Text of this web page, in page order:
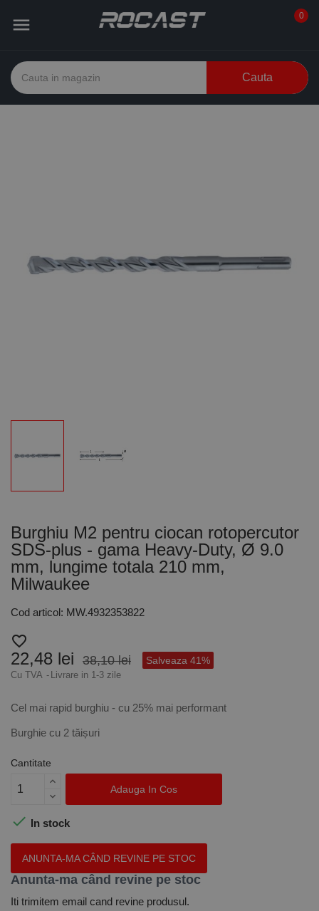
 0
Cauta
Burghiu M2 pentru ciocan rotopercutor
SDS-plus - gama Heavy-Duty, Ø 9.0
mm, lungime totala 210 mm,
Milwaukee
Cod articol: MW.4932353822
favorite_border
22,48 lei 38,10 lei Salveaza 41%
Cu TVA Livrare in 1-3 zile
Cel mai rapid burghiu - cu 25% mai performant
Burghie cu 2 tăișuri
Cantitate
Adauga In Cos
 In stock
ANUNTA-MA CÂND REVINE PE STOC
Anunta-ma când revine pe stoc
Iti trimitem email cand revine produsul.